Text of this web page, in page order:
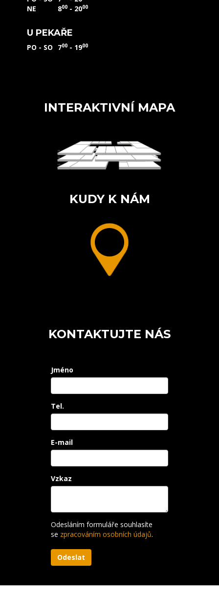
NE 800 - 2000
U PEKAŘE
PO - SO 700 - 1900
INTERAKTIVNÍ MAPA
KUDY K NÁM
KONTAKTUJTE NÁS
Jméno
Tel.
E-mail
Vzkaz
Odesláním formuláře souhlasíte
se zpracováním osobních údajů.